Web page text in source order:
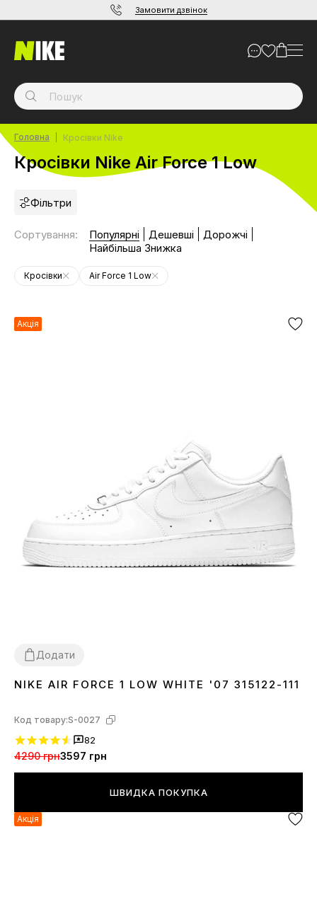
Замовити дзвінок
Головна Кросівки Nike
Кросівки Nike Air Force 1 Low
Фільтри
Сортування: Популярні Дешевші
Дорожчі
Найбільша Знижка
Кросівки Air Force 1 Low
Акція
Додати
3637 38 39 40414243 444546
NIKE AIR FORCE 1 LOW WHITE '07 315122-111
Код товару:S-0027
82
4290 грн3597 грн
ШВИДКА ПОКУПКА
Акція